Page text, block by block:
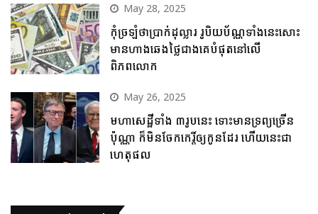
May 28, 2025
កុំច្រឡំថាប្រាក់ដុល្លារ រូបិយប័ណ្ណទាំងនេះសោះ
មានហាងឆេងថ្លៃជាងគេបំផុតនៅលើ
ពិភពលោក
May 26, 2025
មហាសេដ្ឋីទាំង ៣រូបនេះ ទោះមានទ្រព្យច្រើន
ប៉ុណ្ណា ក៏មិនចែកកេរ្តិ៍ឲ្យកូនដែរ ហើយនេះជា
ហេតុផល